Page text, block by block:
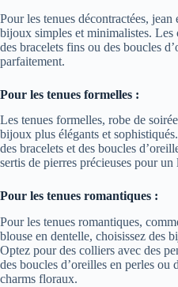
Pour les tenues décontractées,
bijoux simples et minimalistes. Les
des bracelets fins ou des boucles
parfaitement.
Pour les tenues formelles :
Les tenues formelles, robe de
bijoux plus élégants et
des bracelets et des boucles
sertis de pierres précieuses pour
Pour les tenues romantiques :
Pour les tenues romantiques,
blouse en dentelle, choisissez des
Optez pour des colliers avec des
des boucles d’oreilles en perles ou
charms floraux.